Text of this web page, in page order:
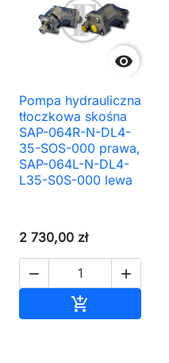

Pompa hydrauliczna
tłoczkowa skośna
SAP-064R-N-DL4-
35-SOS-000 prawa,
SAP-064L-N-DL4-
L35-S0S-000 lewa
2 730,00 zł
 
